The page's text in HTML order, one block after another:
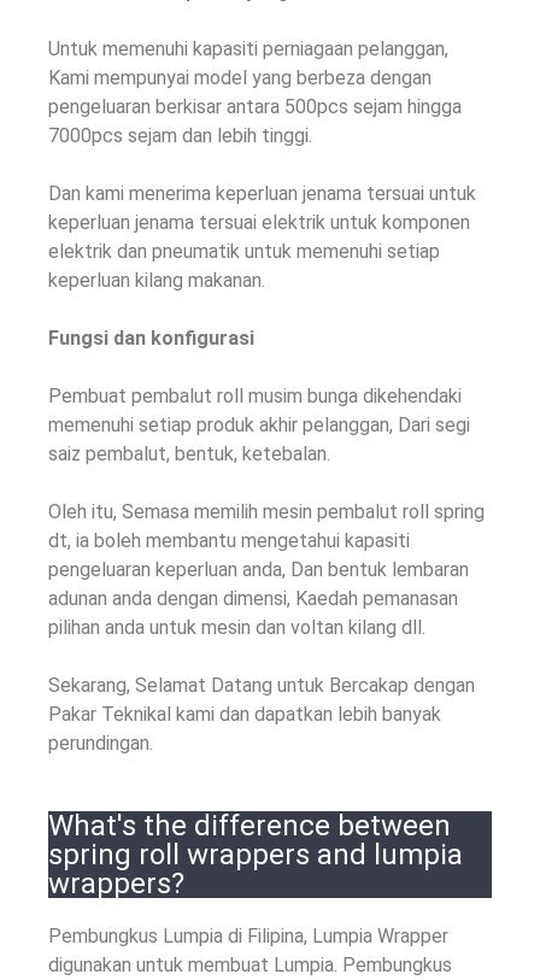
Untuk memenuhi kapasiti perniagaan pelanggan,
Kami mempunyai model yang berbeza dengan
pengeluaran berkisar antara 500pcs sejam hingga
7000pcs sejam dan lebih tinggi.
Dan kami menerima keperluan jenama tersuai untuk
keperluan jenama tersuai elektrik untuk komponen
elektrik dan pneumatik untuk memenuhi setiap
keperluan kilang makanan.
Fungsi dan konfigurasi
Pembuat pembalut roll musim bunga dikehendaki
memenuhi setiap produk akhir pelanggan, Dari segi
saiz pembalut, bentuk, ketebalan.
Oleh itu, Semasa memilih mesin pembalut roll spring
dt, ia boleh membantu mengetahui kapasiti
pengeluaran keperluan anda, Dan bentuk lembaran
adunan anda dengan dimensi, Kaedah pemanasan
pilihan anda untuk mesin dan voltan kilang dll.
Sekarang, Selamat Datang untuk Bercakap dengan
Pakar Teknikal kami dan dapatkan lebih banyak
perundingan.
What's the difference between
spring roll wrappers and lumpia
wrappers?
Pembungkus Lumpia di Filipina, Lumpia Wrapper
digunakan untuk membuat Lumpia. Pembungkus